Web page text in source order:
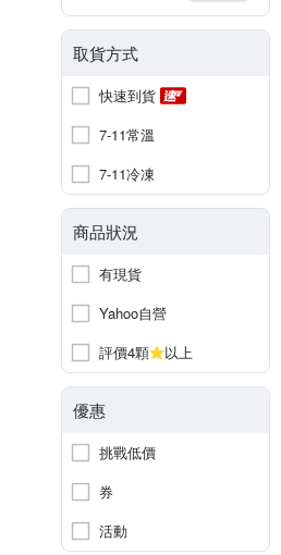
取貨方式
快速到貨
7-11常溫
7-11冷凍
商品狀況
有現貨
Yahoo自營
評價4顆
以上
優惠
挑戰低價
券
活動